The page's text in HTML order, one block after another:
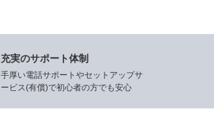
充実のサポート体制
手厚い電話サポートやセットアップサ
ービス(有償)で初心者の方でも安心